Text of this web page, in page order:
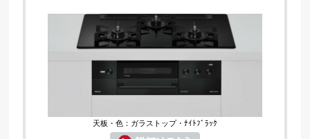
天板・色：ガラストップ・ﾅｲﾄﾌﾞﾗｯｸ